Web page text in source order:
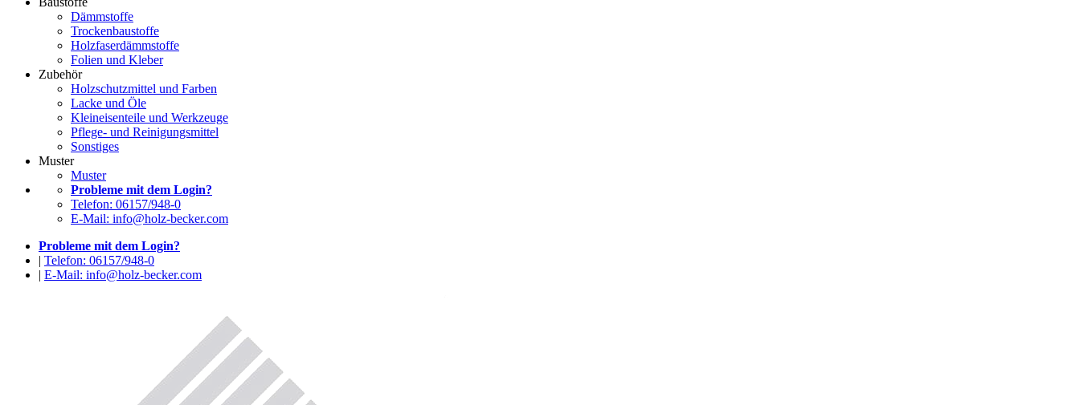
Dämmstoffe
Trockenbaustoffe
Holzfaserdämmstoffe
Folien und Kleber
Zubehör
Holzschutzmittel und Farben
Lacke und Öle
Kleineisenteile und Werkzeuge
Pflege- und Reinigungsmittel
Sonstiges
Muster
Muster
Probleme mit dem Login?
Telefon: 06157/948-0
E-Mail: info@holz-becker.com
Probleme mit dem Login?
| Telefon: 06157/948-0
| E-Mail: info@holz-becker.com